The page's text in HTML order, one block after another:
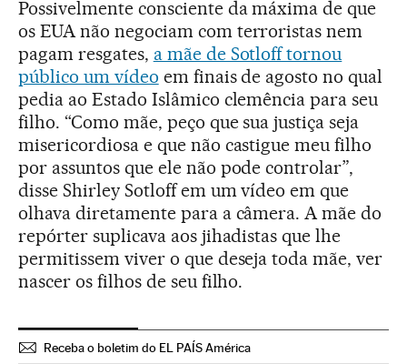
Possivelmente consciente da máxima de que
os EUA não negociam com terroristas nem
pagam resgates, a mãe de Sotloff tornou
público um vídeo em finais de agosto no qual
pedia ao Estado Islâmico clemência para seu
filho. “Como mãe, peço que sua justiça seja
misericordiosa e que não castigue meu filho
por assuntos que ele não pode controlar”,
disse Shirley Sotloff em um vídeo em que
olhava diretamente para a câmera. A mãe do
repórter suplicava aos jihadistas que lhe
permitissem viver o que deseja toda mãe, ver
nascer os filhos de seu filho.
Receba o boletim do EL PAÍS América